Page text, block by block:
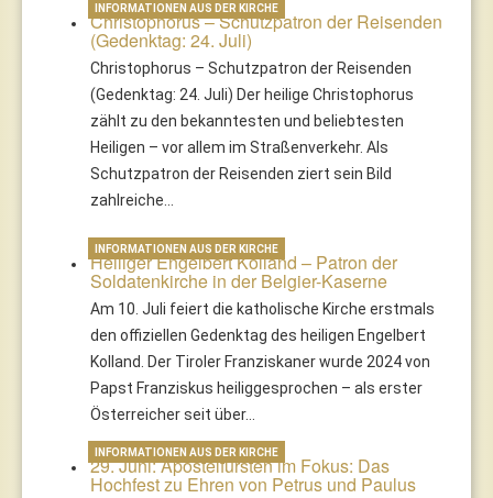
Christophorus – Schutzpatron der Reisenden
(Gedenktag: 24. Juli)
Christophorus – Schutzpatron der Reisenden
(Gedenktag: 24. Juli) Der heilige Christophorus
zählt zu den bekanntesten und beliebtesten
Heiligen – vor allem im Straßenverkehr. Als
Schutzpatron der Reisenden ziert sein Bild
zahlreiche…
INFORMATIONEN AUS DER KIRCHE
Heiliger Engelbert Kolland – Patron der
Soldatenkirche in der Belgier-Kaserne
Am 10. Juli feiert die katholische Kirche erstmals
den offiziellen Gedenktag des heiligen Engelbert
Kolland. Der Tiroler Franziskaner wurde 2024 von
Papst Franziskus heiliggesprochen – als erster
Österreicher seit über…
INFORMATIONEN AUS DER KIRCHE
29. Juni: Apostelfürsten im Fokus: Das
Hochfest zu Ehren von Petrus und Paulus
INFORMATIONEN AUS DER KIRCHE